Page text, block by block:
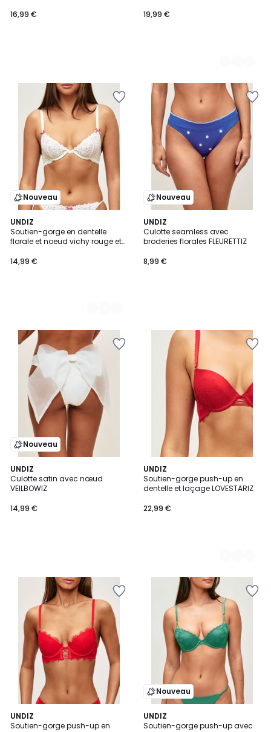
16,99 €
19,99 €
Nouveau
UNDIZ
Soutien-gorge en dentelle
florale et noeud vichy rouge et
14,99 €
2
Couleurs
Nouveau
UNDIZ
Culotte seamless avec
broderies florales FLEURETTIZ
8,99 €
Nouveau
UNDIZ
Culotte satin avec nœud
VEILBOWIZ
14,99 €
UNDIZ
Soutien-gorge push-up en
dentelle et laçage LOVESTARIZ
22,99 €
2
Couleurs
UNDIZ
Soutien-gorge push-up en
Nouveau
UNDIZ
Soutien-gorge push-up avec
2
Couleurs